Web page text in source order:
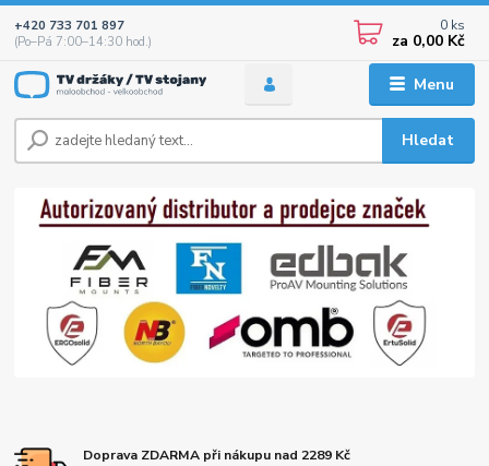
Menu
Hledat
+420 733 701 897
(Po–Pá 7:00–14:30 hod.)
0 ks
za 0,00 Kč
Doprava ZDARMA při nákupu nad 2289 Kč